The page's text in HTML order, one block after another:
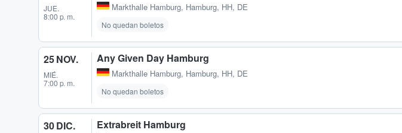
JUE.
8:00 p. m.
Markthalle Hamburg, Hamburg, HH, DE
No quedan boletos
25 NOV.
MIÉ.
7:00 p. m.
Any Given Day Hamburg
Markthalle Hamburg, Hamburg, HH, DE
No quedan boletos
30 DIC. Extrabreit Hamburg